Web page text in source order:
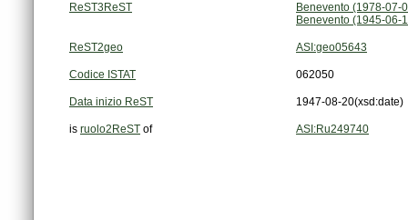
ReST3ReST
Benevento (1978-07-
Benevento (1945-06-
ReST2geo ASI:geo05643
Codice ISTAT 062050
Data inizio ReST 1947-08-20(xsd:date)
is ruolo2ReST of ASI:Ru249740